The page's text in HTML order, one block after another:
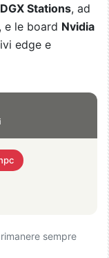
Stations, ad
e le board Nvidia
edge e
sempre